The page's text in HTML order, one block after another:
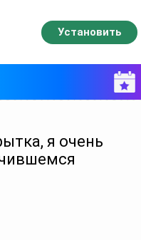
я очень
Установить